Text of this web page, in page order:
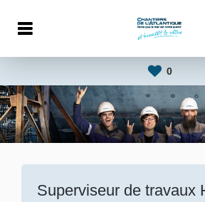
0
Superviseur de travaux